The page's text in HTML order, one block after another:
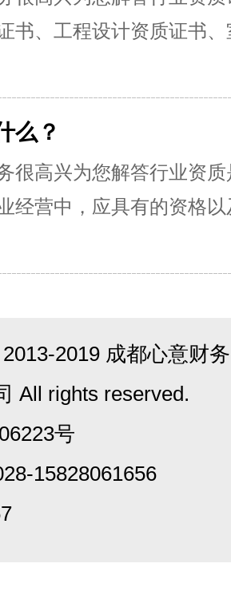
书、工程设计资质证书
么？
很高兴为您解答行业资
经营中，应具有的资格
2019 成都心意财务
All rights reserved.
号
15828061656